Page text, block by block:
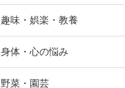
趣味・娯楽・教養
身体・心の悩み
野菜・園芸